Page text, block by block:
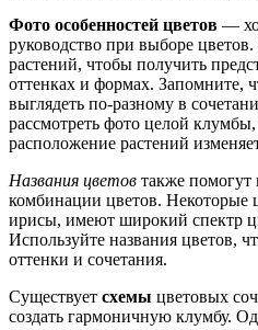
Фото особенностей цветов —
руководство при выборе
растений, чтобы получить
оттенках и формах. Запомните,
выглядеть по-разному в
рассмотреть фото целой
расположение растений
Названия цветов также помогут
комбинации цветов.
ирисы, имеют широкий спектр
Используйте названия цветов,
оттенки и сочетания.
Существует схемы цветовых
создать гармоничную клумбу.